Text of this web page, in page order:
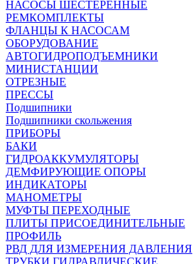
НАСОСЫ ШЕСТЕРЕННЫЕ
РЕМКОМПЛЕКТЫ
ФЛАНЦЫ К НАСОСАМ
ОБОРУДОВАНИЕ
АВТОГИДРОПОДЪЕМНИКИ
МИНИСТАНЦИИ
ОТРЕЗНЫЕ
ПРЕССЫ
Подшипники
Подшипники скольжения
ПРИБОРЫ
БАКИ
ГИДРОАККУМУЛЯТОРЫ
ДЕМФИРУЮЩИЕ ОПОРЫ
ИНДИКАТОРЫ
МАНОМЕТРЫ
МУФТЫ ПЕРЕХОДНЫЕ
ПЛИТЫ ПРИСОЕДИНИТЕЛЬНЫЕ
ПРОФИЛЬ
РВД ДЛЯ ИЗМЕРЕНИЯ ДАВЛЕНИЯ
ТРУБКИ ГИДРАВЛИЧЕСКИЕ